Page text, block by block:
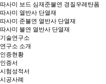
따사미 보드 심재준불연 경질우레탄폼
따사미 열반사 단열재
따사미 준불연 열반사 단열재
따사미 불연 열반사 단열재
기술연구소
연구소 소개
인증현황
인증서
시험성적서
시공사례